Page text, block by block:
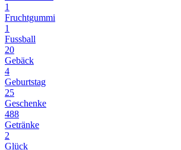
1
Fruchtgummi
1
Fussball
20
Gebäck
4
Geburtstag
25
Geschenke
488
Getränke
2
Glück